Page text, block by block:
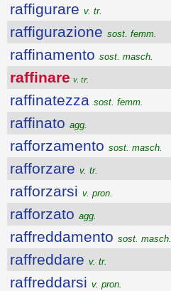
raffigurare v. tr.
raffigurazione sost. femm.
raffinamento sost. masch.
raffinare v. tr.
raffinatezza sost. femm.
raffinato agg.
rafforzamento sost. masch.
rafforzare v. tr.
rafforzarsi v. pron.
rafforzato agg.
raffreddamento sost. masch.
raffreddare v. tr.
raffreddarsi v. pron.